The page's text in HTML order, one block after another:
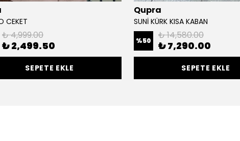
CEKET
₺ 4,999.00
₺ 2,499.50
SEPETE EKLE
Qupra
SUNİ KÜRK KISA KABAN
%50 ₺ 14,580.00
₺ 7,290.00
SEPETE EKLE